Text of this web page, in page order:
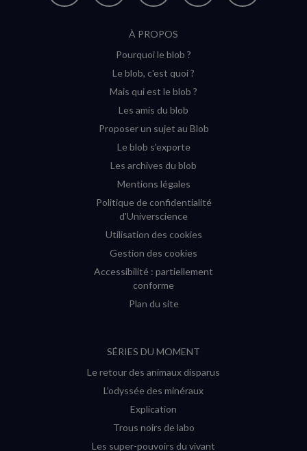
Instagram
(nouvelle
sur
Facebook
(nouvelle
À PROPOS
Pourquoi le blob ?
Le blob, c'est quoi ?
Mais qui est le blob ?
Les amis du blob
Proposer un sujet au Blob
Le blob s'exporte
Les archives du blob
Mentions légales
Politique de confidentialité
d'Universcience
Utilisation des cookies
Gestion des cookies
Accessibilité : partiellement
conforme
Plan du site
SÉRIES DU MOMENT
Le retour des animaux disparus
L’odyssée des minéraux
Explication
Trous noirs de labo
Les super-pouvoirs du vivant